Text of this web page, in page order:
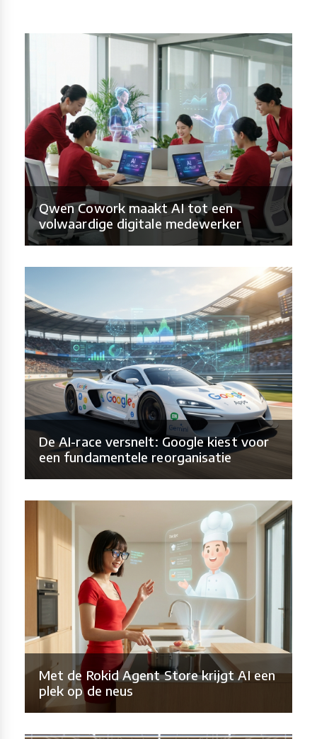
Qwen Cowork maakt AI tot een
volwaardige digitale medewerker
De AI-race versnelt: Google kiest voor
een fundamentele reorganisatie
Met de Rokid Agent Store krijgt AI een
plek op de neus